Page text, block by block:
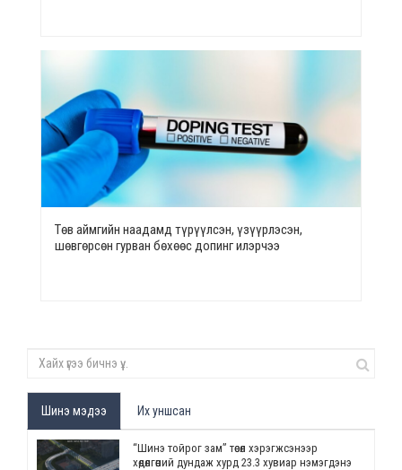
Төв аймгийн наадамд түрүүлсэн, үзүүрлэсэн,
шөвгөрсөн гурван бөхөөс допинг илэрчээ
Шинэ мэдээ Их уншсан
“Шинэ тойрог зам” төсөл хэрэгжсэнээр
хөдөлгөөний дундаж хурд 23.3 хувиар нэмэгдэнэ